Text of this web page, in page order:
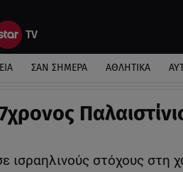
ΣΑΝ ΣΗΜΕΡΑ ΑΘΛΗΤΙΚΑ
ισραηλινούς στόχους στη